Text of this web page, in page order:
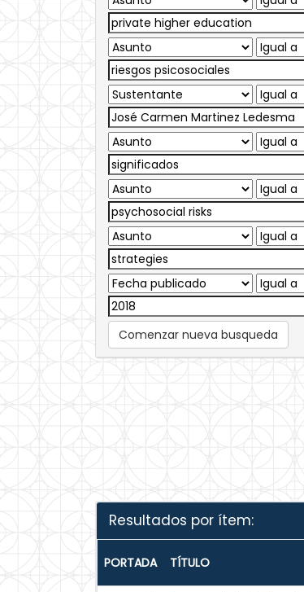
Comenzar nueva busqueda
Resultados por ítem:
PORTADA TÍTULO